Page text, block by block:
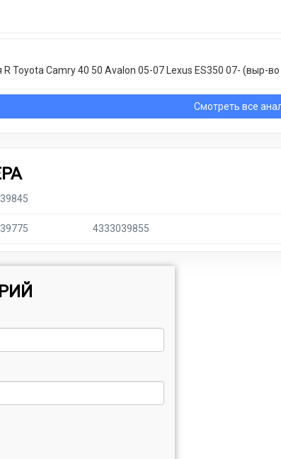
Toyota Camry 40 50 Avalon 05-07 Lexus ES350 07- (выр-во
Смотреть все
4333039855